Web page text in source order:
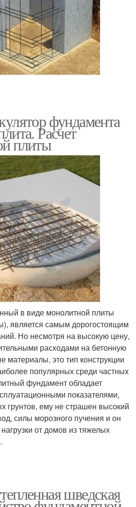
фундамента
Расчет
плиты
в виде монолитной плиты
является самым дорогостоящим
Но несмотря на высокую цену,
расходами на бетонную
материалы, это тип конструкции
популярных среди частных
фундамент обладает
показателями,
грунтов, ему не страшен высокий
силы морозного пучения и он
от домов из тяжелых
шведская